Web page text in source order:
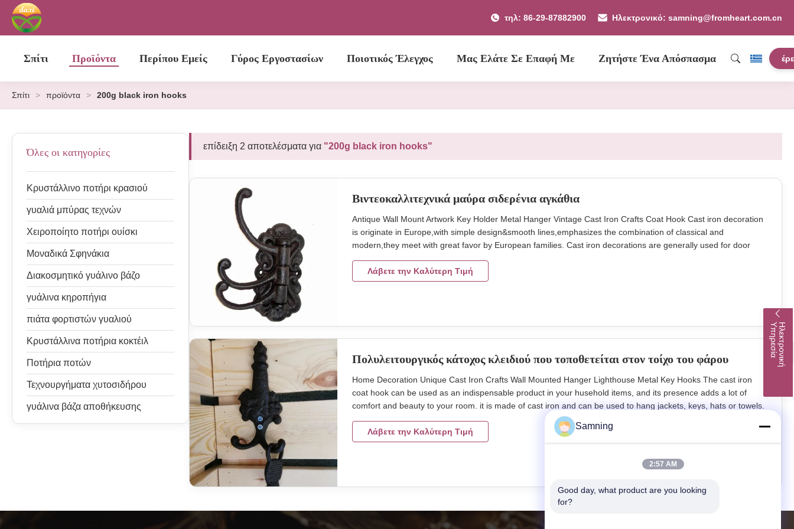
τηλ: 86-29-87882900 Ηλεκτρονικό: samning@fromheart.com.cn
Σπίτι Προϊόντα Περίπου Εμείς Γύρος Εργοστασίων Ποιοτικός Έλεγχος Μας Ελάτε Σε Επαφή Με Ζητήστε Ένα Απόσπασμα
Η
λ
ε
κ
τ
ρ
ο
ν
ι
κ
ή
Υ
π
η
ρ
ε
σ
ί
α
Σπίτι > προϊόντα > 200g black iron hooks
Όλες οι κατηγορίες
Κρυστάλλινο ποτήρι κρασιού
γυαλιά μπύρας τεχνών
Χειροποίητο ποτήρι ουίσκι
Μοναδικά Σφηνάκια
Διακοσμητικό γυάλινο βάζο
γυάλινα κηροπήγια
πιάτα φορτιστών γυαλιού
Κρυστάλλινα ποτήρια κοκτέιλ
Ποτήρια ποτών
Τεχνουργήματα χυτοσιδήρου
γυάλινα βάζα αποθήκευσης
επίδειξη 2 αποτελέσματα για "200g black iron hooks"
Βιντεοκαλλιτεχνικά μαύρα σιδερένια αγκάθια
Antique Wall Mount Artwork Key Holder Metal Hanger Vintage Cast Iron Crafts Coat Hook Cast iron decoration
is originate in Europe,with simple design&smooth lines,emphasizes the combination of classical and
modern,they meet with great favor by European families. Cast iron decorations are generally used for door
decoration,kitchen decoration,bathroom decoration,garden
Λάβετε την Καλύτερη Τιμή
Πολυλειτουργικός κάτοχος κλειδιού που τοποθετείται στον τοίχο του φάρου
Home Decoration Unique Cast Iron Crafts Wall Mounted Hanger Lighthouse Metal Key Hooks The cast iron
coat hook can be used as an indispensable product in your husehold items, and its presence adds a lot of
comfort and beauty to your room. it is made of cast iron and can be used to hang jackets, keys, hats or towels.
Product name Home decoration unique handicraft wall hook key hook metal hook Color Black Size
155*75*30mm Weight:200g Material cast iron Features Handmade, High
Λάβετε την Καλύτερη Τιμή
Samning
2:57 AM
Good day, what product are you looking
for?